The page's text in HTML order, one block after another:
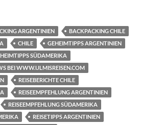
ARGENTINIEN
BACKPACKING CHILE
CHILE
GEHEIMTIPPS ARGENTINIEN
SÜDAMERIKA
BEI WWW.ULMISREISEN.COM
REISEBERICHTE CHILE
REISEEMPFEHLUNG ARGENTINIEN
REISEEMPFEHLUNG SÜDAMERIKA
REISETIPPS ARGENTINIEN